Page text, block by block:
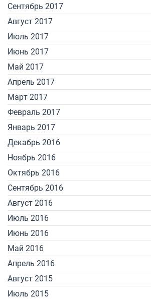
Сентябрь 2017
Август 2017
Июль 2017
Июнь 2017
Май 2017
Апрель 2017
Март 2017
Февраль 2017
Январь 2017
Декабрь 2016
Ноябрь 2016
Октябрь 2016
Сентябрь 2016
Август 2016
Июль 2016
Июнь 2016
Май 2016
Апрель 2016
Август 2015
Июль 2015